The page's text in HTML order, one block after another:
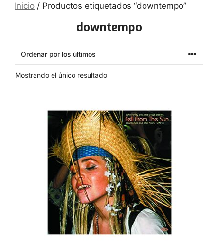
Inicio / Productos etiquetados “downtempo”
downtempo
Mostrando el único resultado